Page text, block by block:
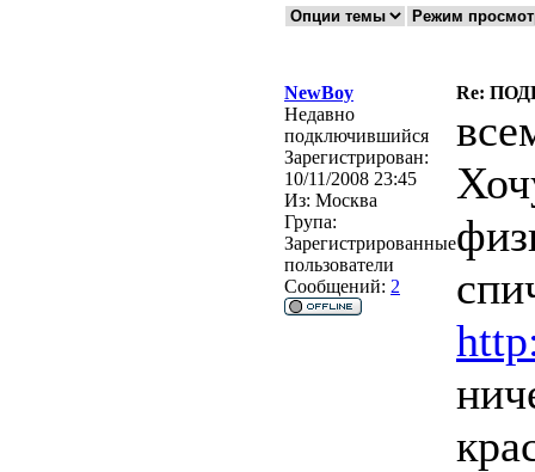
NewBoy
Re:
Недавно
подключившийся
Зарегистрирован:
10/11/2008 23:45
Из: Москва
Група:
Зарегистрированные
пользователи
Сообщений: 2